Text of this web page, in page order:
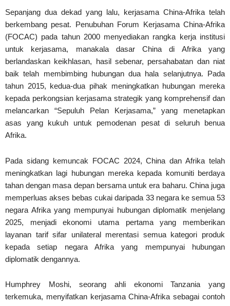
Sepanjang dua dekad yang lalu, kerjasama China-Afrika telah
berkembang pesat. Penubuhan Forum Kerjasama China-Afrika
(FOCAC) pada tahun 2000 menyediakan rangka kerja institusi
untuk kerjasama, manakala dasar China di Afrika yang
berlandaskan keikhlasan, hasil sebenar, persahabatan dan niat
baik telah membimbing hubungan dua hala selanjutnya. Pada
tahun 2015, kedua-dua pihak meningkatkan hubungan mereka
kepada perkongsian kerjasama strategik yang komprehensif dan
melancarkan “Sepuluh Pelan Kerjasama,” yang menetapkan
asas yang kukuh untuk pemodenan pesat di seluruh benua
Afrika.
Pada sidang kemuncak FOCAC 2024, China dan Afrika telah
meningkatkan lagi hubungan mereka kepada komuniti berdaya
tahan dengan masa depan bersama untuk era baharu. China juga
memperluas akses bebas cukai daripada 33 negara ke semua 53
negara Afrika yang mempunyai hubungan diplomatik menjelang
2025, menjadi ekonomi utama pertama yang memberikan
layanan tarif sifar unilateral merentasi semua kategori produk
kepada setiap negara Afrika yang mempunyai hubungan
diplomatik dengannya.
Humphrey Moshi, seorang ahli ekonomi Tanzania yang
terkemuka, menyifatkan kerjasama China-Afrika sebagai contoh